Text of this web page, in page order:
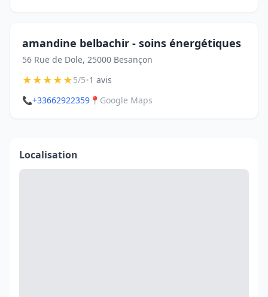
amandine belbachir - soins énergétiques
56 Rue de Dole, 25000 Besançon
★★★★★5/5•1 avis
📞+33662922359 📍 Google Maps
Localisation